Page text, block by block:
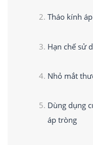
Tháo kính
Hạn chế sử
Nhỏ mắt
Dùng dụng
áp tròng